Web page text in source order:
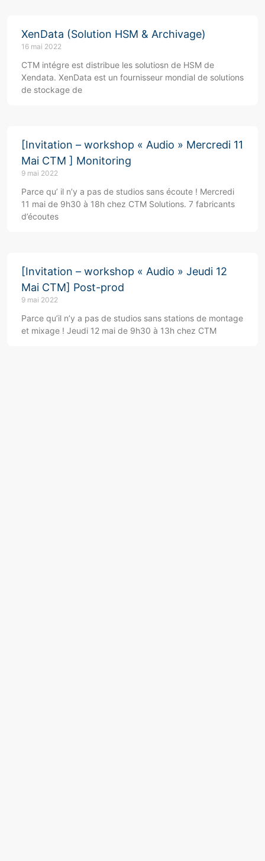
XenData (Solution HSM & Archivage)
16 mai 2022
CTM intégre est distribue les solutiosn de HSM de
Xendata. XenData est un fournisseur mondial de solutions
de stockage de
[Invitation – workshop « Audio » Mercredi 11
Mai CTM ] Monitoring
9 mai 2022
Parce qu’ il n’y a pas de studios sans écoute ! Mercredi
11 mai de 9h30 à 18h chez CTM Solutions. 7 fabricants
d’écoutes
[Invitation – workshop « Audio » Jeudi 12
Mai CTM] Post-prod
9 mai 2022
Parce qu’il n’y a pas de studios sans stations de montage
et mixage ! Jeudi 12 mai de 9h30 à 13h chez CTM